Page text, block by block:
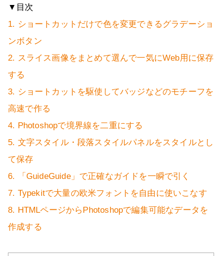
▼目次
1. ショートカットだけで色を変更できるグラデーショ
ンボタン
2. スライス画像をまとめて選んで一気にWeb用に保存
する
3. ショートカットを駆使してバッジなどのモチーフを
高速で作る
4. Photoshopで境界線を二重にする
5. 文字スタイル・段落スタイルパネルをスタイルとし
て保存
6. 「GuideGuide」で正確なガイドを一瞬で引く
7. Typekitで大量の欧米フォントを自由に使いこなす
8. HTMLページからPhotoshopで編集可能なデータを
作成する